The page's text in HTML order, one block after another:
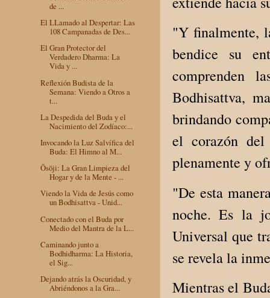
"Y finalmente,
bendice su
comprenden
Bodhisattva,
brindando
el corazón
plenamente y
"De esta
noche. Es la
Universal que
se revela la
Mientras el
de ...
El LLamado al Despertar: Las
108 Campanadas de Des...
El Gran Protector del
Verdadero Dharma: La
Vida y ...
Reflexión Budista de la
Semana: Viendo a Otros a
t...
La Despedida del Buda y el
Nacimiento del Zodíaco:...
Invocando la Luz Salvífica del
Buda: El Himno al M...
Ōsōji: La Gran Limpieza del
Hogar y de la Mente - ...
Viendo la Vida de Jesús como
un Bodhisattva - Unid...
Conectado con el Buda por
Medio del Mantra de la L...
Caminando junto a
Bodhidharma: La Historia,
el Sig...
Dejando atrás la Oscuridad, y
Abriéndonos a la Gra...